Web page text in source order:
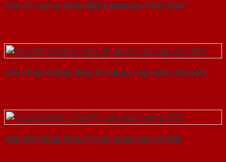
Cửa Gỗ Chống Cháy MDF Laminate P1R2-SGD
Cửa Thép Chống Cháy 2P dung 2 tay nam Cửa-SGD
Cửa Gỗ Chống Cháy P1 cho khach san-a-SGD